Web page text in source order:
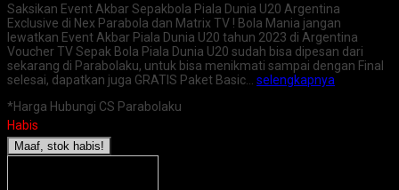
Saksikan Event Akbar Sepakbola Piala Dunia U20 Argentina
Exclusive di Nex Parabola dan Matrix TV ! Bola Mania jangan
lewatkan Event Akbar Piala Dunia U20 tahun 2023 di Argentina
Voucher TV Sepak Bola Piala Dunia U20 sudah bisa dipesan dari
sekarang di Parabolaku, untuk bisa menikmati sampai dengan Final
selesai, dapatkan juga GRATIS Paket Basic… selengkapnya
*Harga Hubungi CS Parabolaku
Habis
Maaf, stok habis!